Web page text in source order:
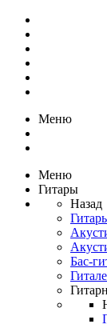
Меню
Меню
Гитары
Назад
Бас-